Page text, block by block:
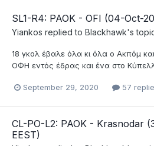
SL1-R4: PAOK - OFI (04-Oct-
Yiankos replied to Blackhawk's
18 γκολ έβαλε όλα κι όλα ο Ακπόμ
ΟΦΗ εντός έδρας και ένα στο
September 29, 2020 57
CL-PO-L2: PAOK - Krasnodar
EEST)